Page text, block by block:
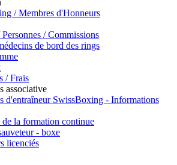
/ Membres d'Honneurs
Personnes / Commissions
de bord des rings
/ Frais
associative
d'entraîneur SwissBoxing - Informations
de la formation continue
- boxe
licenciés